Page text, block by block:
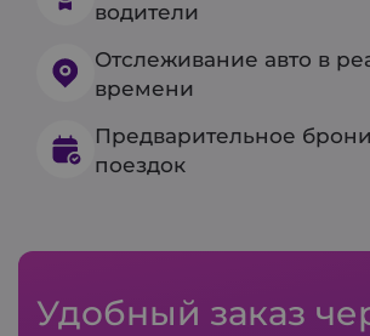
водители
Отслеживание авто в
времени
Предварительное
поездок
Удобный заказ